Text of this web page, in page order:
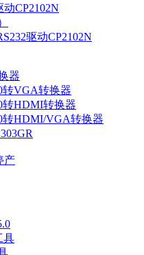
动CP2102N
驱动CP2102N
器
转VGA转换器
转HDMI转换器
转HDMI/VGA转换器
产
具